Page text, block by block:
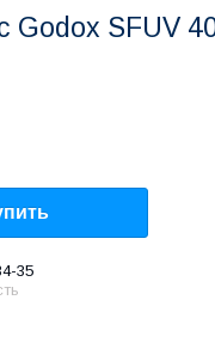
Godox SFUV
35